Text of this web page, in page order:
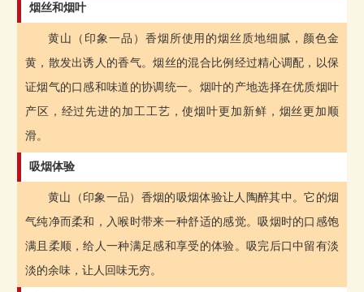
烟丝和烟叶
黄山（印象一品）香烟所使用的烟丝质地细腻，颜色金
黄，散发出诱人的香气。烟丝的混合比例经过精心调配，以保
证烟气的口感和味道的协调统一。烟叶的产地选择在优质烟叶
产区，经过先进的加工工艺，使烟叶更加新鲜，烟丝更加顺
滑。
吸烟体验
黄山（印象一品）香烟的吸烟体验让人陶醉其中。它的烟
气纯净而柔和，入喉时带来一种舒适的感觉。吸烟时的口感饱
满且柔顺，给人一种满足感和享受的体验。吸完后口中留有淡
淡的余味，让人回味无穷。